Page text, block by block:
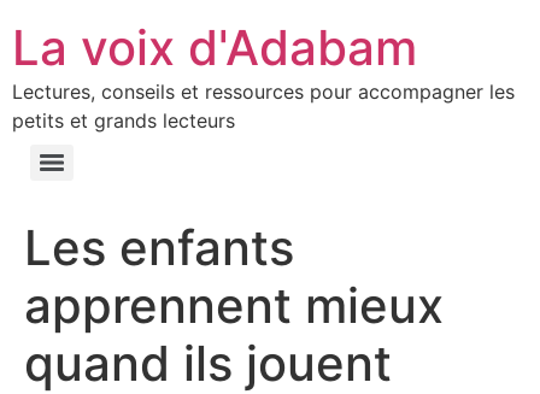
La voix d'Adabam
Lectures, conseils et ressources pour accompagner les
petits et grands lecteurs
Les enfants
apprennent mieux
quand ils jouent